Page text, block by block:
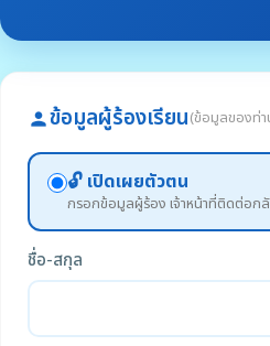
personข้อมูลผู้ร้องเรียน(ข้อมูลของท่า
🔓 เปิดเผยตัวตน
กรอกข้อมูลผู้ร้อง เจ้าหน้าที่ติดต่อก
ชื่อ-สกุล